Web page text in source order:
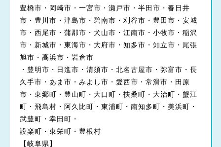
豊橋市・岡崎市・一宮市・瀬戸市・半田市・春日井
市・豊川市・津島市・碧南市・刈谷市・豊田市・安城
市・西尾市・蒲郡市・犬山市・江南市・小牧市・稲沢
市・新城市・東海市・大府市・知多市・知立市・尾張
旭市・高浜市・岩倉市
・豊明市・日進市・清須市・北名古屋市・弥富市・長
久手市・あま市・みよし市・愛西市・常滑市・田原
市・東郷町・豊山町・大口町・扶桑町・大治町・蟹江
町・飛島村・阿久比町・東浦町・南知多町・美浜町・
武豊町・幸田町・
設楽町・東栄町・豊根村
【岐阜県】